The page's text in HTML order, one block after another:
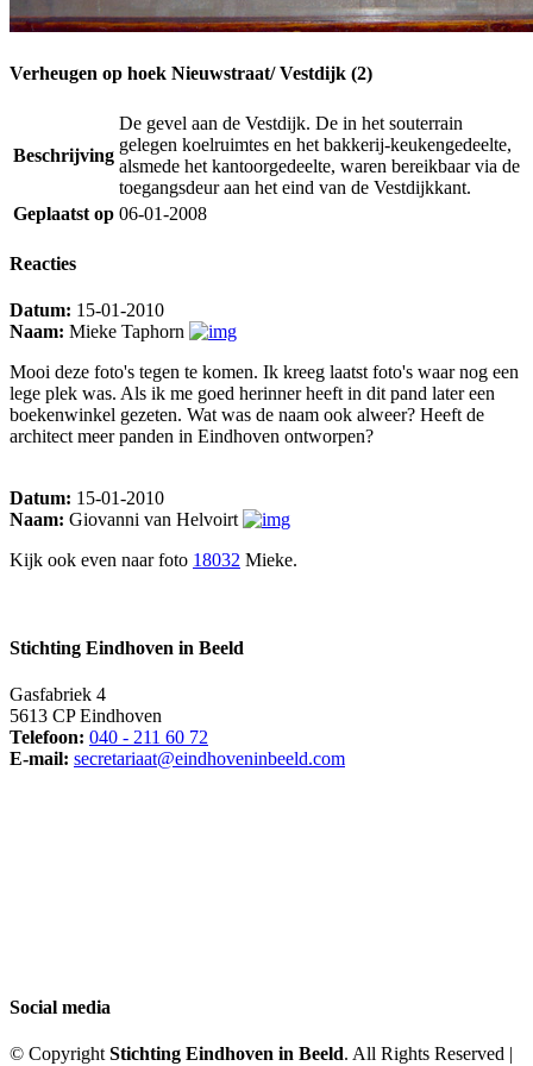
Verheugen op hoek Nieuwstraat/ Vestdijk (2)
Beschrijving
De gevel aan de Vestdijk. De in het souterrain
gelegen koelruimtes en het bakkerij-keukengedeelte,
alsmede het kantoorgedeelte, waren bereikbaar via de
toegangsdeur aan het eind van de Vestdijkkant.
Geplaatst op 06-01-2008
Reacties
Datum: 15-01-2010
Naam: Mieke Taphorn
Mooi deze foto's tegen te komen. Ik kreeg laatst foto's waar nog een
lege plek was. Als ik me goed herinner heeft in dit pand later een
boekenwinkel gezeten. Wat was de naam ook alweer? Heeft de
architect meer panden in Eindhoven ontworpen?
Datum: 15-01-2010
Naam: Giovanni van Helvoirt
Kijk ook even naar foto 18032 Mieke.
Stichting Eindhoven in Beeld
Gasfabriek 4
5613 CP Eindhoven
Telefoon: 040 - 211 60 72
E-mail: secretariaat@eindhoveninbeeld.com
Social media
© CopyrightStichting Eindhoven in Beeld. All Rights Reserved |